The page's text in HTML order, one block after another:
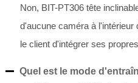
Non, BIT-PT306 tête
d'aucune caméra à
le client d'intégrer ses
Quel est le mode